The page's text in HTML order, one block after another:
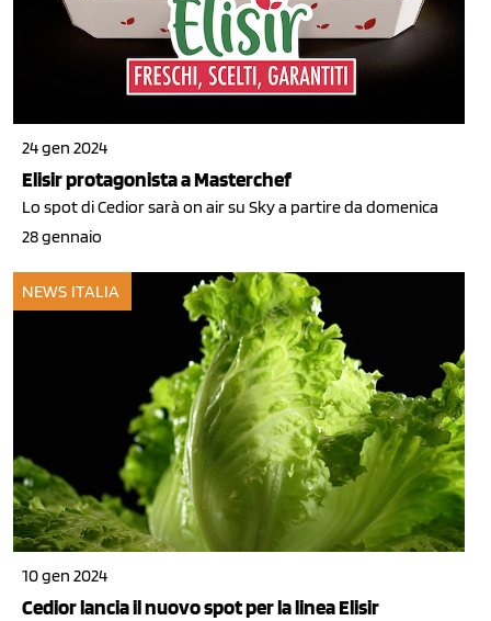
24 gen 2024
Elisir protagonista a Masterchef
Lo spot di Cedior sarà on air su Sky a partire da domenica
28 gennaio
NEWS ITALIA
10 gen 2024
Cedior lancia il nuovo spot per la linea Elisir